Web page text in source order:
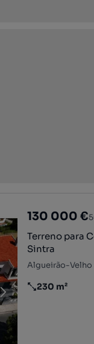
130 000 €
Terreno para
Sintra
Preço por
230 m²